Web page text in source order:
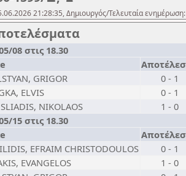
21:28:35, Δημιουργός/Τελευταία
08 στις 18.30
GRIGOR
0 - 1
ELVIS
0 - 1
NIKOLAOS
1 - 0
15 στις 18.30
EFRAIM CHRISTODOULOS
0 - 1
EVANGELOS
1 - 0